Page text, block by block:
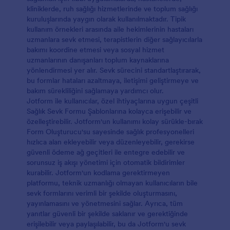
kliniklerde, ruh sağlığı hizmetlerinde ve toplum sağlığı
kuruluşlarında yaygın olarak kullanılmaktadır. Tipik
kullanım örnekleri arasında aile hekimlerinin hastaları
uzmanlara sevk etmesi, terapistlerin diğer sağlayıcılarla
bakımı koordine etmesi veya sosyal hizmet
uzmanlarının danışanları toplum kaynaklarına
yönlendirmesi yer alır. Sevk sürecini standartlaştırarak,
bu formlar hataları azaltmaya, iletişimi geliştirmeye ve
bakım sürekliliğini sağlamaya yardımcı olur.
Jotform ile kullanıcılar, özel ihtiyaçlarına uygun çeşitli
Sağlık Sevk Formu Şablonlarına kolayca erişebilir ve
özelleştirebilir. Jotform'un kullanımı kolay sürükle-bırak
Form Oluşturucu'su sayesinde sağlık profesyonelleri
hızlıca alan ekleyebilir veya düzenleyebilir, gerekirse
güvenli ödeme ağ geçitleri ile entegre edebilir ve
sorunsuz iş akışı yönetimi için otomatik bildirimler
kurabilir. Jotform'un kodlama gerektirmeyen
platformu, teknik uzmanlığı olmayan kullanıcıların bile
sevk formlarını verimli bir şekilde oluşturmasını,
yayınlamasını ve yönetmesini sağlar. Ayrıca, tüm
yanıtlar güvenli bir şekilde saklanır ve gerektiğinde
erişilebilir veya paylaşılabilir, bu da Jotform'u sevk